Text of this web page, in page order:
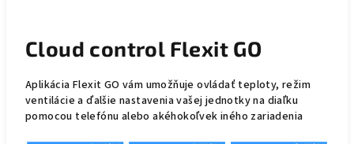
Cloud control Flexit GO
Aplikácia Flexit GO vám umožňuje ovládať teploty, režim
ventilácie a ďalšie nastavenia vašej jednotky na diaľku
pomocou telefónu alebo akéhokoľvek iného zariadenia